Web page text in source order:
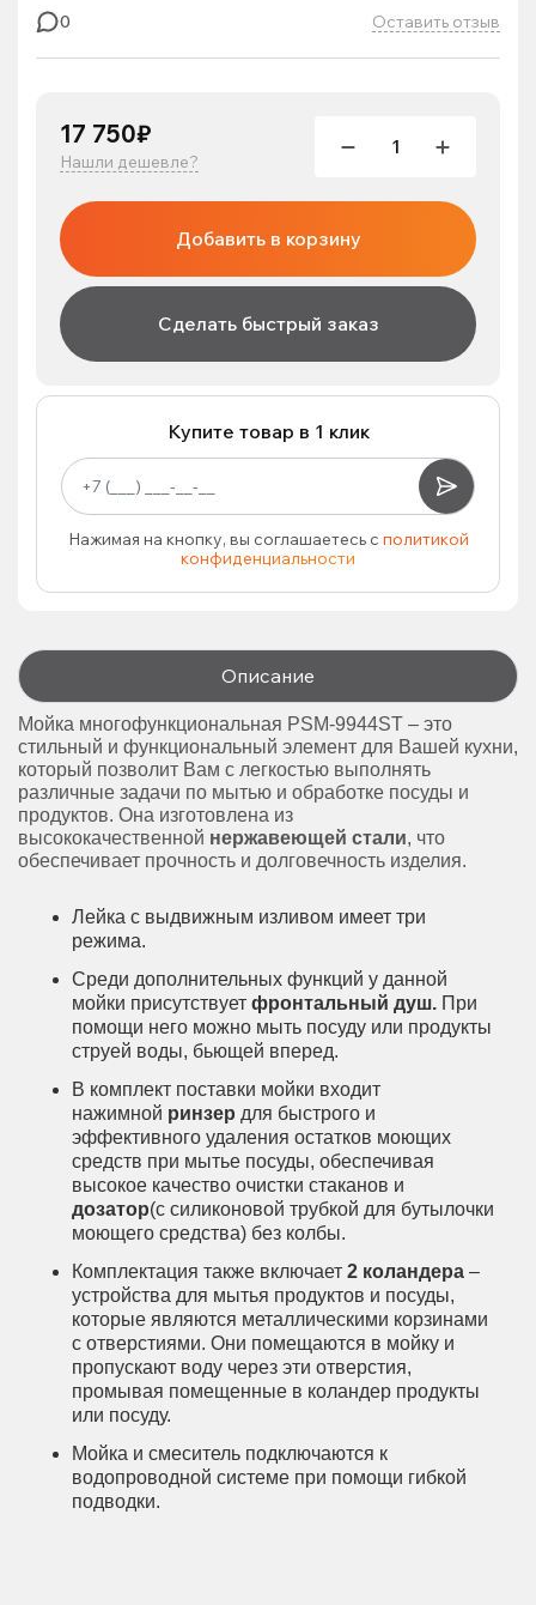
0 Оставить отзыв
17 750₽
Нашли дешевле?
Добавить в корзину
Сделать быстрый заказ
Купите товар в 1 клик
Нажимая на кнопку, вы соглашаетесь с политикой
конфиденциальности
Описание
Мойка многофункциональная PSM-9944ST – это
стильный и функциональный элемент для Вашей кухни,
который позволит Вам с легкостью выполнять
различные задачи по мытью и обработке посуды и
продуктов. Она изготовлена из
высококачественной нержавеющей стали, что
обеспечивает прочность и долговечность изделия.
Лейка с выдвижным изливом имеет три
режима.
Среди дополнительных функций у данной
мойки присутствует фронтальный душ. При
помощи него можно мыть посуду или продукты
струей воды, бьющей вперед.
В комплект поставки мойки входит
нажимной ринзер для быстрого и
эффективного удаления остатков моющих
средств при мытье посуды, обеспечивая
высокое качество очистки стаканов и
дозатор(с силиконовой трубкой для бутылочки
моющего средства) без колбы.
Комплектация также включает 2 коландера –
устройства для мытья продуктов и посуды,
которые являются металлическими корзинами
с отверстиями. Они помещаются в мойку и
пропускают воду через эти отверстия,
промывая помещенные в коландер продукты
или посуду.
Мойка и смеситель подключаются к
водопроводной системе при помощи гибкой
подводки.